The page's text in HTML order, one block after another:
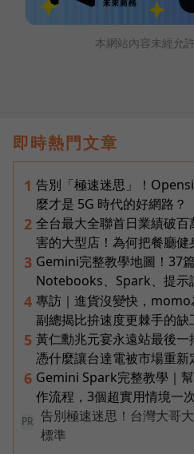
本網站內容未經允
即時熱門文章
1 告別「極速迷思」！
麼才是 5G 時代的好網路？
2 全台最大全聯首日業績破
害的大型店！為何把餐廳健
3 Gemini完整教學地圖！37
Notebooks、Spark、提示
4 專訪｜進貨沒變快，
副總揭比拚速度更棘手的缺
5 黃仁勳兆元宴永遠站最後一
憑什麼讓台達電被市場重新
6 Gemini Spark完整教學｜
作流程，3個超實用情境一
PR
告別極速迷思！台灣大哥
標準